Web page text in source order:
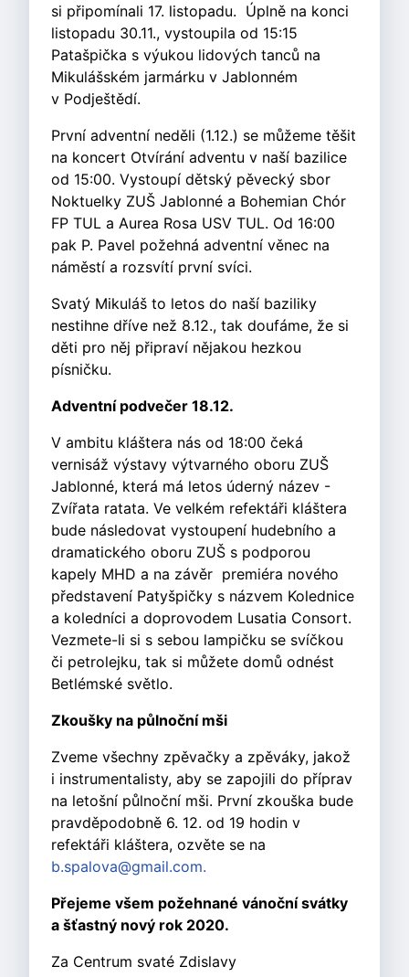
si připomínali 17. listopadu. Úplně na konci
listopadu 30.11., vystoupila od 15:15
Patašpička s výukou lidových tanců na
Mikulášském jarmárku v Jablonném
v Podještědí.
První adventní neděli (1.12.) se můžeme těšit
na koncert Otvírání adventu v naší bazilice
od 15:00. Vystoupí dětský pěvecký sbor
Noktuelky ZUŠ Jablonné a Bohemian Chór
FP TUL a Aurea Rosa USV TUL. Od 16:00
pak P. Pavel požehná adventní věnec na
náměstí a rozsvítí první svíci.
Svatý Mikuláš to letos do naší baziliky
nestihne dříve než 8.12., tak doufáme, že si
děti pro něj připraví nějakou hezkou
písničku.
Adventní podvečer 18.12.
V ambitu kláštera nás od 18:00 čeká
vernisáž výstavy výtvarného oboru ZUŠ
Jablonné, která má letos úderný název -
Zvířata ratata. Ve velkém refektáři kláštera
bude následovat vystoupení hudebního a
dramatického oboru ZUŠ s podporou
kapely MHD a na závěr premiéra nového
představení Patyšpičky s názvem Kolednice
a koledníci a doprovodem Lusatia Consort.
Vezmete-li si s sebou lampičku se svíčkou
či petrolejku, tak si můžete domů odnést
Betlémské světlo.
Zkoušky na půlnoční mši
Zveme všechny zpěvačky a zpěváky, jakož
i instrumentalisty, aby se zapojili do příprav
na letošní půlnoční mši. První zkouška bude
pravděpodobně 6. 12. od 19 hodin v
refektáři kláštera, ozvěte se na
b.spalova@gmail.com.
Přejeme všem požehnané vánoční svátky
a šťastný nový rok 2020.
Za Centrum svaté Zdislavy